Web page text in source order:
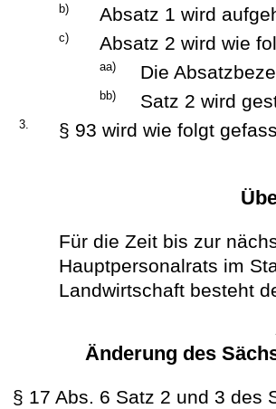
b) Absatz 1 wird
c) Absatz 2 wird wie
aa) Die
bb) Satz 2 wird
3. § 93 wird wie folgt
Für die Zeit bis zur
Hauptpersonalrats im
Landwirtschaft besteht
Änderung des
§ 17 Abs. 6 Satz 2 und 3 des